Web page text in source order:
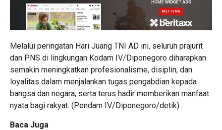
Melalui peringatan Hari Juang TNI AD ini, seluruh prajurit
dan PNS di lingkungan Kodam IV/Diponegoro diharapkan
semakin meningkatkan profesionalisme, disiplin, dan
loyalitas dalam menjalankan tugas pengabdian kepada
bangsa dan negara, serta terus hadir memberikan manfaat
nyata bagi rakyat. (Pendam IV/Diponegoro/detik)
Baca Juga